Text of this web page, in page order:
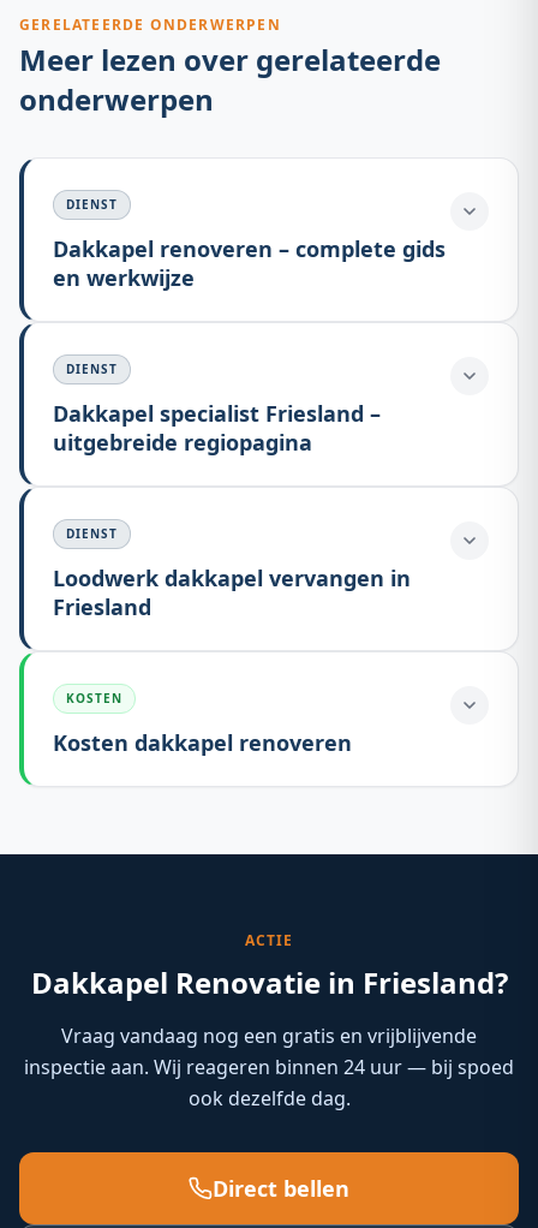
GERELATEERDE ONDERWERPEN
Meer lezen over gerelateerde
onderwerpen
DIENST
Dakkapel renoveren – complete gids
en werkwijze
DIENST
Dakkapel specialist Friesland –
uitgebreide regiopagina
DIENST
Loodwerk dakkapel vervangen in
Friesland
KOSTEN
Kosten dakkapel renoveren
ACTIE
Dakkapel Renovatie in Friesland?
Vraag vandaag nog een gratis en vrijblijvende
inspectie aan. Wij reageren binnen 24 uur — bij spoed
ook dezelfde dag.
Direct bellen